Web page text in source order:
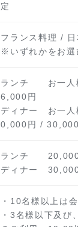
定
フランス料理 /
※いずれかをお選
ランチ お一人
6,000円
ディナー お一
0,000円 /
ランチ 20,000
ディナー
・10名様以上は
・3名様以下及び